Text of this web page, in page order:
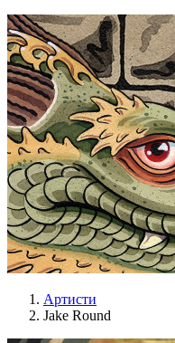
Артисти
Jake Round